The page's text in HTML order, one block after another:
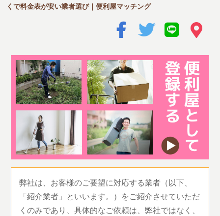
くで料金表が安い業者選び｜便利屋マッチング
弊社は、お客様のご要望に対応する業者（以下、
「紹介業者」といいます。）をご紹介させていただ
くのみであり、具体的なご依頼は、弊社ではなく、